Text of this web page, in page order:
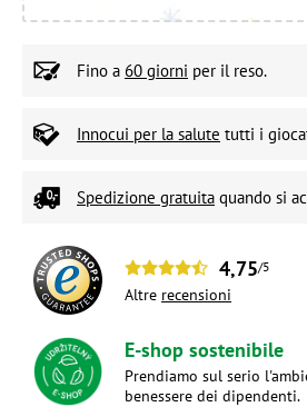
Fino a 60 giorni per il reso.
Innocui per la salute tutti i
Spedizione gratuita quando si
4,75/5
Altre recensioni
E-shop sostenibile
Prendiamo sul serio
benessere dei dipendenti.